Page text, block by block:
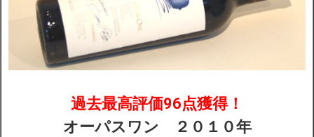
過去最高評価96点獲得！
オーパスワン ２０１０年